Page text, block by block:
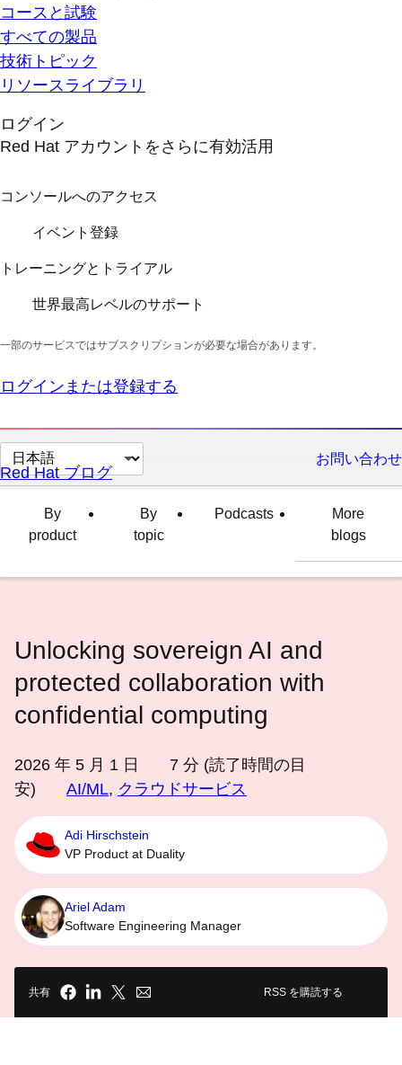
コースと試験
すべての製品
技術トピック
リソースライブラリ
ログイン
Red Hat アカウントをさらに有効活用
コンソールへのアクセス
イベント登録
トレーニングとトライアル
世界最高レベルのサポート
一部のサービスではサブスクリプションが必要な場合があります。
ログインまたは登録する
ペ
ー
語
て
く
さ
い
お問い合わせ
Red Hat ブログ
By
product
By
topic
Podcasts
More
blogs
Unlocking sovereign AI and
protected collaboration with
confidential computing
2026 年 5 月 1 日 7 分 (読了時間の目
安)
AI/ML, クラウドサービス
Adi Hirschstein
VP Product at Duality
Ariel Adam
Software Engineering Manager
共有 RSS を購読する